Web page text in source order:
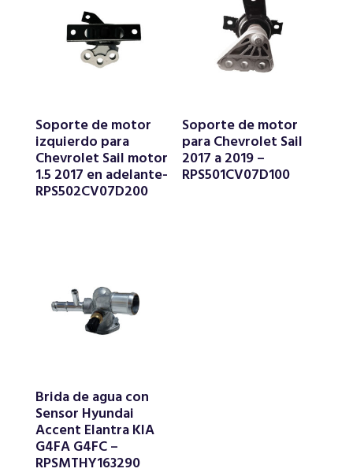
Soporte de motor
izquierdo para
Chevrolet Sail motor
1.5 2017 en adelante-
RPS502CV07D200
Soporte de motor
para Chevrolet Sail
2017 a 2019 –
RPS501CV07D100
Brida de agua con
Sensor Hyundai
Accent Elantra KIA
G4FA G4FC –
RPSMTHY163290